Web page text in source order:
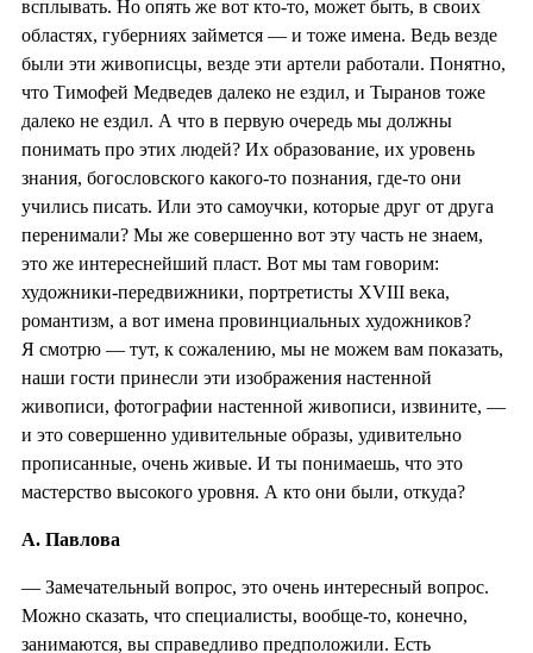
всплывать. Но опять же вот кто-то, может быть, в своих
областях, губерниях займется — и тоже имена. Ведь везде
были эти живописцы, везде эти артели работали. Понятно,
что Тимофей Медведев далеко не ездил, и Тыранов тоже
далеко не ездил. А что в первую очередь мы должны
понимать про этих людей? Их образование, их уровень
знания, богословского какого-то познания, где-то они
учились писать. Или это самоучки, которые друг от друга
перенимали? Мы же совершенно вот эту часть не знаем,
это же интереснейший пласт. Вот мы там говорим:
художники-передвижники, портретисты XVIII века,
романтизм, а вот имена провинциальных художников?
Я смотрю — тут, к сожалению, мы не можем вам показать,
наши гости принесли эти изображения настенной
живописи, фотографии настенной живописи, извините, —
и это совершенно удивительные образы, удивительно
прописанные, очень живые. И ты понимаешь, что это
мастерство высокого уровня. А кто они были, откуда?
А. Павлова
— Замечательный вопрос, это очень интересный вопрос.
Можно сказать, что специалисты, вообще-то, конечно,
занимаются, вы справедливо предположили. Есть